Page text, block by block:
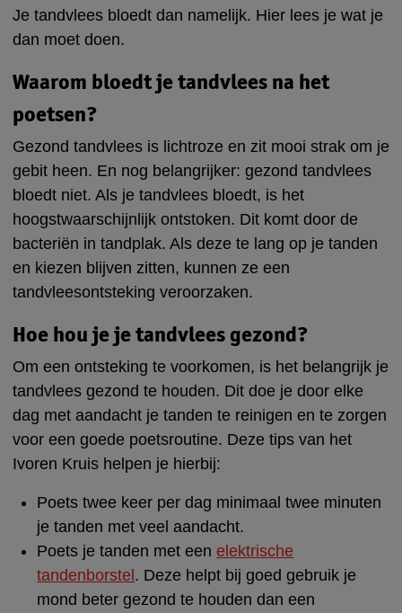
Je tandvlees bloedt dan namelijk. Hier lees je wat je
dan moet doen.
Waarom bloedt je tandvlees na het
poetsen?
Gezond tandvlees is lichtroze en zit mooi strak om je
gebit heen. En nog belangrijker: gezond tandvlees
bloedt niet. Als je tandvlees bloedt, is het
hoogstwaarschijnlijk ontstoken. Dit komt door de
bacteriën in tandplak. Als deze te lang op je tanden
en kiezen blijven zitten, kunnen ze een
tandvleesontsteking veroorzaken.
Hoe hou je je tandvlees gezond?
Om een ontsteking te voorkomen, is het belangrijk je
tandvlees gezond te houden. Dit doe je door elke
dag met aandacht je tanden te reinigen en te zorgen
voor een goede poetsroutine. Deze tips van het
Ivoren Kruis helpen je hierbij:
Poets twee keer per dag minimaal twee minuten
je tanden met veel aandacht.
Poets je tanden met eenelektrische
tandenborstel. Deze helpt bij goed gebruik je
mond beter gezond te houden dan een